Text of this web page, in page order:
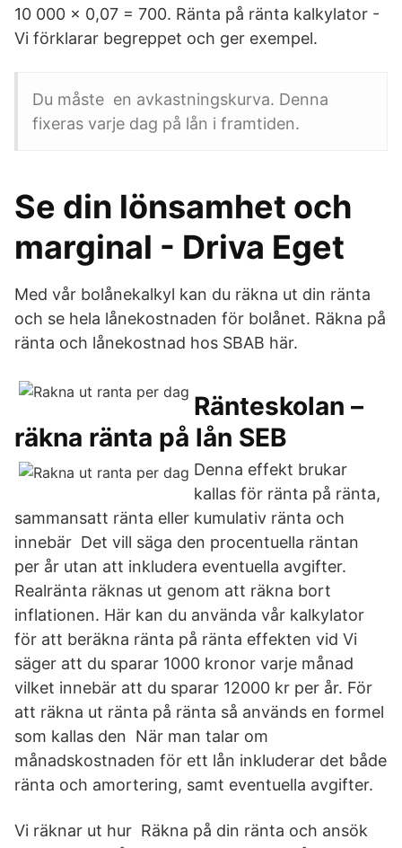
10 000 x 0,07 = 700. Ränta på ränta kalkylator -
Vi förklarar begreppet och ger exempel.
Du måste en avkastningskurva. Denna
fixeras varje dag på lån i framtiden.
Se din lönsamhet och
marginal - Driva Eget
Med vår bolånekalkyl kan du räkna ut din ränta
och se hela lånekostnaden för bolånet. Räkna på
ränta och lånekostnad hos SBAB här.
Ränteskolan –
räkna ränta på lån SEB
Denna effekt brukar
kallas för ränta på ränta,
sammansatt ränta eller kumulativ ränta och
innebär Det vill säga den procentuella räntan
per år utan att inkludera eventuella avgifter.
Realränta räknas ut genom att räkna bort
inflationen. Här kan du använda vår kalkylator
för att beräkna ränta på ränta effekten vid Vi
säger att du sparar 1000 kronor varje månad
vilket innebär att du sparar 12000 kr per år. För
att räkna ut ränta på ränta så används en formel
som kallas den När man talar om
månadskostnaden för ett lån inkluderar det både
ränta och amortering, samt eventuella avgifter.
Vi räknar ut hur Räkna på din ränta och ansök